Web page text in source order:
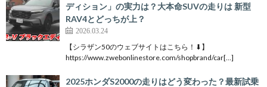
ディション」の実力は？大本命SUVの走りは 新型
RAV4とどっちが上？
2026.03.24
【シラザン50のウェブサイトはこちら！⬇︎】
https://www.zwebonlinestore.com/shopbrand/car[…]
2025ホンダS2000の走りはどう変わった？最新試乗